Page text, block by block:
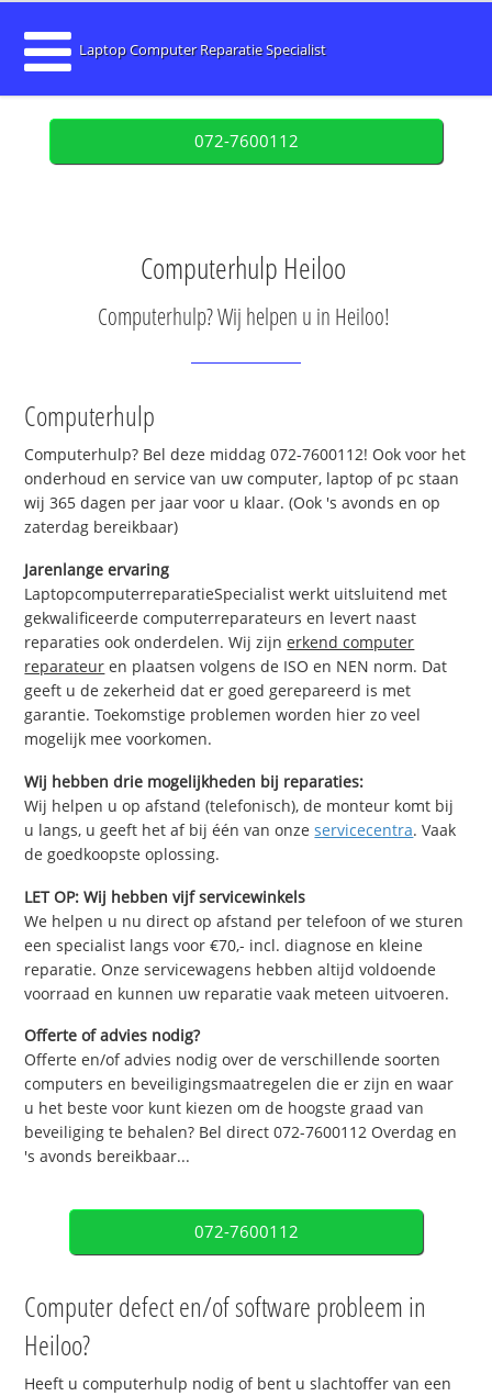
Laptop Computer Reparatie Specialist
072-7600112
Computerhulp Heiloo
Computerhulp? Wij helpen u in Heiloo!
Computerhulp
Computerhulp? Bel deze middag 072-7600112! Ook voor het
onderhoud en service van uw computer, laptop of pc staan
wij 365 dagen per jaar voor u klaar. (Ook 's avonds en op
zaterdag bereikbaar)
Jarenlange ervaring
LaptopcomputerreparatieSpecialist werkt uitsluitend met
gekwalificeerde computerreparateurs en levert naast
reparaties ook onderdelen. Wij zijnerkend computer
reparateur en plaatsen volgens de ISO en NEN norm. Dat
geeft u de zekerheid dat er goed gerepareerd is met
garantie. Toekomstige problemen worden hier zo veel
mogelijk mee voorkomen.
Wij hebben drie mogelijkheden bij reparaties:
Wij helpen u op afstand (telefonisch), de monteur komt bij
u langs, u geeft het af bij één van onzeservicecentra. Vaak
de goedkoopste oplossing.
LET OP: Wij hebben vijf servicewinkels
We helpen u nu direct op afstand per telefoon of we sturen
een specialist langs voor €70,- incl. diagnose en kleine
reparatie. Onze servicewagens hebben altijd voldoende
voorraad en kunnen uw reparatie vaak meteen uitvoeren.
Offerte of advies nodig?
Offerte en/of advies nodig over de verschillende soorten
computers en beveiligingsmaatregelen die er zijn en waar
u het beste voor kunt kiezen om de hoogste graad van
beveiliging te behalen? Bel direct 072-7600112 Overdag en
's avonds bereikbaar...
072-7600112
Computer defect en/of software probleem in
Heiloo?
Heeft u computerhulp nodig of bent u slachtoffer van een